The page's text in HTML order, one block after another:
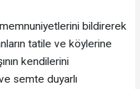
memnuniyetlerini bildirerek
tatile ve köylerine
kendilerini
semte duyarlı